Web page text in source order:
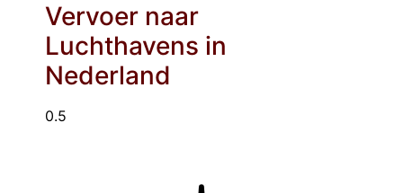
Vervoer naar
Luchthavens in
Nederland